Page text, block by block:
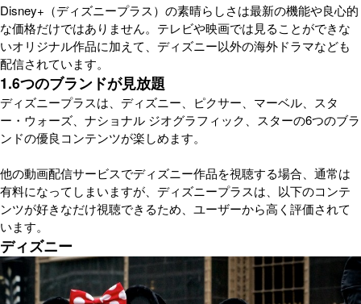
Disney+（ディズニープラス）の素晴らしさは最新の機能や良心的
な価格だけではありません。テレビや映画では見ることができな
いオリジナル作品に加えて、ディズニー以外の海外ドラマなども
配信されています。
1.6つのブランドが見放題
ディズニープラスは、ディズニー、ピクサー、マーベル、スタ
ー・ウォーズ、ナショナル ジオグラフィック、スターの6つのブラ
ンドの優良コンテンツが楽しめます。
他の動画配信サービスでディズニー作品を視聴する場合、通常は
有料になってしまいますが、ディズニープラスは、以下のコンテ
ンツが好きなだけ視聴できるため、ユーザーから高く評価されて
います。
ディズニー